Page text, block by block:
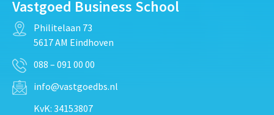
Vastgoed Business School
Philitelaan 73
5617 AM Eindhoven
088 – 091 00 00
info@vastgoedbs.nl
KvK: 34153807